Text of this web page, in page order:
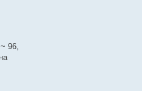
96,